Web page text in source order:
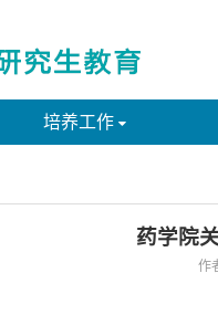
培养工作
药学院
作